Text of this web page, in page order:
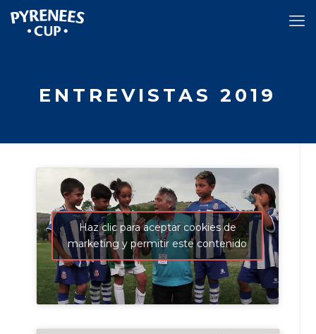
ENTREVISTAS 2019
Haz clic para aceptar cookies de
marketing y permitir este contenido